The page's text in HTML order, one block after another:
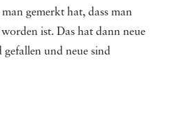
gemerkt hat, dass man
ist. Das hat dann neue
gefallen und neue sind